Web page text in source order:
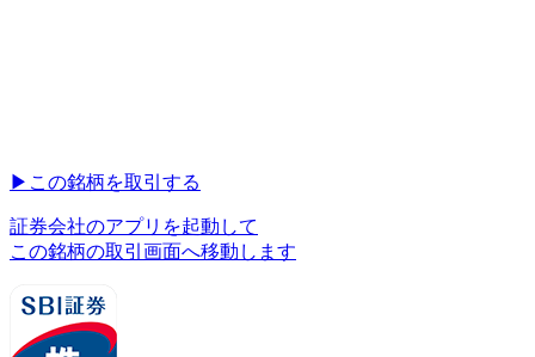
▶︎ この銘柄を取引する
証券会社のアプリを起動して
この銘柄の取引画面へ移動します